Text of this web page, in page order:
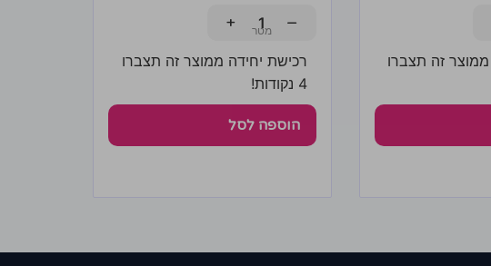
זה תצברו
−
+
רכישת יחידה ממוצר זה תצברו
4 נקודות!
הוספה לסל